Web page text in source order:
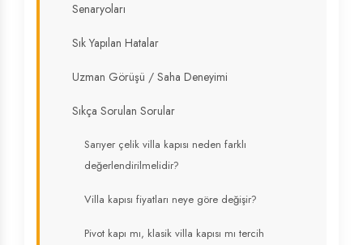
Senaryoları
Sık Yapılan Hatalar
Uzman Görüşü / Saha Deneyimi
Sıkça Sorulan Sorular
Sarıyer çelik villa kapısı neden farklı
değerlendirilmelidir?
Villa kapısı fiyatları neye göre değişir?
Pivot kapı mı, klasik villa kapısı mı tercih